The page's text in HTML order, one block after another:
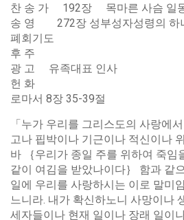
찬 송 가 192장 목마른 사슴 일
송 영 272장 성부성자성령의 하
폐회
후
광 고 유족대표 인사
헌 화
로마서 8장 35-39절
「누가 우리를 그리스도의 사랑에
고나 핍박이나 기근이나 적신이나
바 ｛우리가 종일 주를 위하여 죽임
같이 여김을 받았나이다｝ 함과 같
일에 우리를 사랑하시는 이로 말미
느니라. 내가 확신하노니 사망이나
세자들이나 현재 일이나 장래 일이